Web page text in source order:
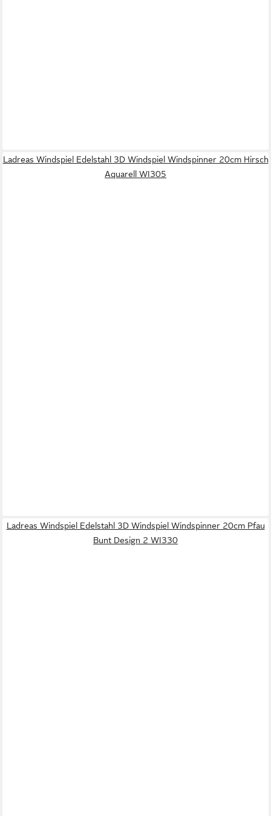
Ladreas Windspiel Edelstahl 3D Windspiel Windspinner 20cm Hirsch
Aquarell WI305
Ladreas Windspiel Edelstahl 3D Windspiel Windspinner 20cm Pfau
Bunt Design 2 WI330